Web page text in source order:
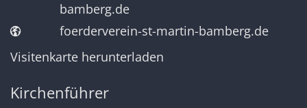
bamberg.de
foerderverein-st-martin-bamberg.de
Visitenkarte herunterladen
Kirchenführer